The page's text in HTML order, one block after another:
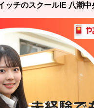
ッチのスクールIE 八潮中